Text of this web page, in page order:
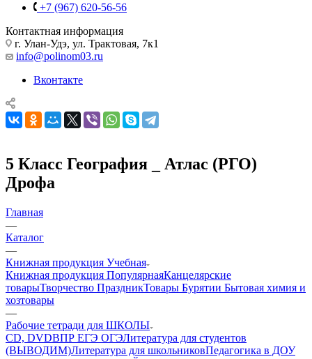
+7 (967) 620-56-56
Контактная информация
г. Улан-Удэ, ул. Трактовая, 7к1
info@polinom03.ru
Вконтакте
5 Класс География _ Атлас (РГО)
Дрофа
Главная
—
Каталог
—
Книжная продукция Учебная
Книжная продукция ПопулярнаяКанцелярские
товарыТворчество ПраздникТовары Бурятии Бытовая химия и
хозтовары
—
Рабочие тетради для ШКОЛЫ
CD, DVDВПР ЕГЭ ОГЭЛитература для студентов
(ВЫВОДИМ)Литература для школьниковПедагогика в ДОУ